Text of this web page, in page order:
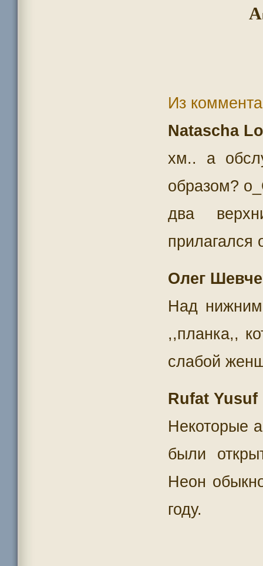
А
Из
Natascha
хм.. а
образом?
два
прилагался
Олег
Над
,,планка,,
слабой
Rufat Yusuf
Некоторые
были
Неон
году.